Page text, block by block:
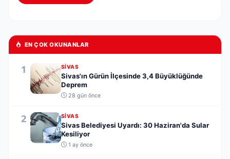
EN ÇOK OKUNANLAR
1 SIVAS
Sivas'ın Gürün İlçesinde 3,4 Büyüklüğünde
Deprem
28 gün önce
2 SIVAS
Sivas Belediyesi Uyardı: 30 Haziran'da Sular
Kesiliyor
1 ay önce